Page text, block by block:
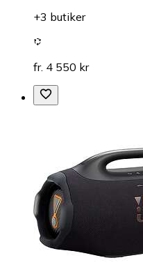
+3 butiker
fr. 4 550 kr